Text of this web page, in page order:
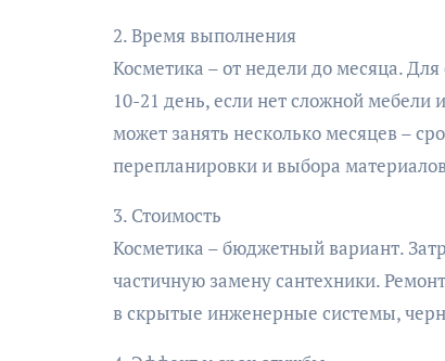
2. Время выполнения
Косметика – от недели до месяца.
10-21 день, если нет сложной
может занять несколько месяцев –
перепланировки и выбора
3. Стоимость
Косметика – бюджетный вариант.
частичную замену сантехники.
в скрытые инженерные системы,